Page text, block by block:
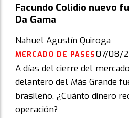
Facundo Colidio nuevo
Da Gama
Nahuel Agustín Quiroga
MERCADO DE PASES07/08/
A días del cierre del
delantero del Más Grande
brasileño. ¿Cuánto dinero
operación?